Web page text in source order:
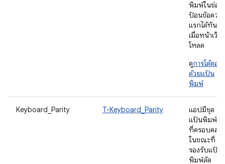
พิมพ์ในช่อง
ป้อนข้อความ
แรกได้ทันที
เมื่อหน้าเว็บ
โหลด
ดูการโต้ตอบ
ด้วยแป้น
พิมพ์
Keyboard_Parity T-Keyboard_Parity
แอปมีชุด
แป้นพิมพ์ลัด
ที่ครอบคลุม
ในขณะที่
รองรับแป้น
พิมพ์ลัด